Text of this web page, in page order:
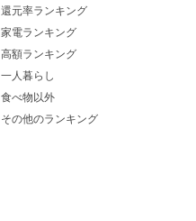
還元率ランキング
家電ランキング
高額ランキング
一人暮らし
食べ物以外
その他のランキング